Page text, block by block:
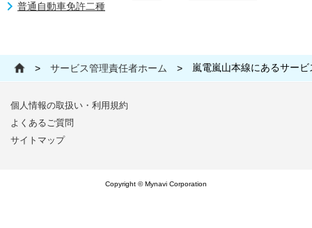
普通自動車免許二種
> サービス管理責任者ホーム > 嵐電嵐山本線にあるサー
個人情報の取扱い・利用規約
よくあるご質問
サイトマップ
Copyright © Mynavi Corporation